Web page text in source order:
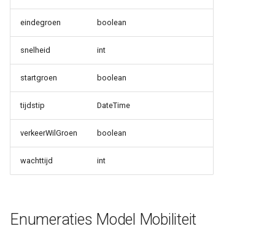
eindegroen boolean
snelheid int
startgroen boolean
tijdstip DateTime
verkeerWilGroen boolean
wachttijd int
Enumeraties Model Mobiliteit